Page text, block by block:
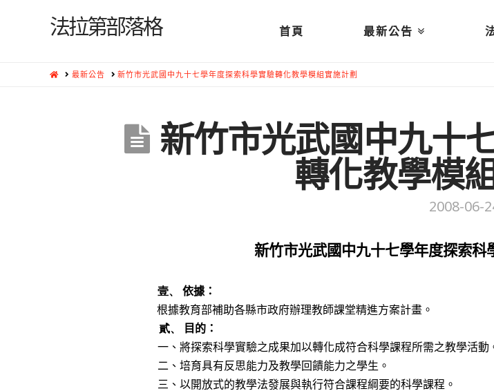
法拉第部落格 首頁 最新公告
HOME最新公告 新竹市光武國中九十七學年度探索科學實驗轉化教學模組實施計劃
新竹市光武國中九十
轉化教學模
2008-06-
新竹市光武國中九十七學年度探索科
壹、
依據：
根據教育部補助各縣市政府辦理教師課堂精進方案計畫。
貳、
目的：
一、將探索科學實驗之成果加以轉化成符合科學課程所需之教學活動
二、培育具有反思能力及教學回饋能力之學生。
三 、以開放式的教學法發展與執行符合課程綱要的科學課程。